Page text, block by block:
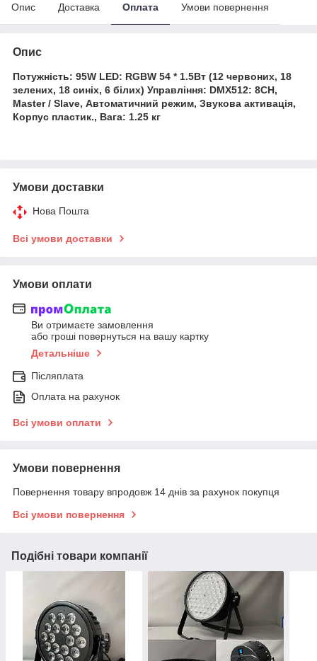
Опис Доставка Оплата Умови повернення
Опис
Потужність: 95W LED: RGBW 54 * 1.5Вт (12 червоних, 18
зелених, 18 синіх, 6 білих) Управління: DMX512: 8CH,
Master / Slave, Автоматичний режим, Звукова активація,
Корпус пластик., Вага: 1.25 кг
Умови доставки
Нова Пошта
Всі умови доставки
Умови оплати
Ви отримаєте замовлення
або гроші повернуться на вашу картку
Детальніше
Післяплата
Оплата на рахунок
Всі умови оплати
Умови повернення
Повернення товару впродовж 14 днів за рахунок покупця
Всі умови повернення
Подібні товари компанії